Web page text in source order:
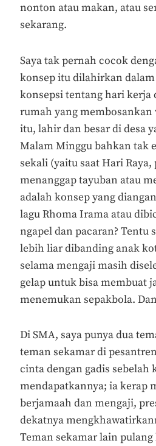
nonton atau makan, atau
sekarang.
Saya tak pernah cocok
konsep itu dilahirkan dalam
konsepsi tentang hari
rumah yang membosankan
itu, lahir dan besar di desa
Malam Minggu bahkan tak
sekali (yaitu saat Hari
menanggap tayuban atau
adalah konsep yang
lagu Rhoma Irama atau
ngapel dan pacaran? Tentu
lebih liar dibanding anak
selama mengaji masih
gelap untuk bisa membuat
menemukan sepakbola.
Di SMA, saya punya dua
teman sekamar di
cinta dengan gadis sebelah
mendapatkannya; ia kerap
berjamaah dan mengaji,
dekatnya
Teman sekamar lain